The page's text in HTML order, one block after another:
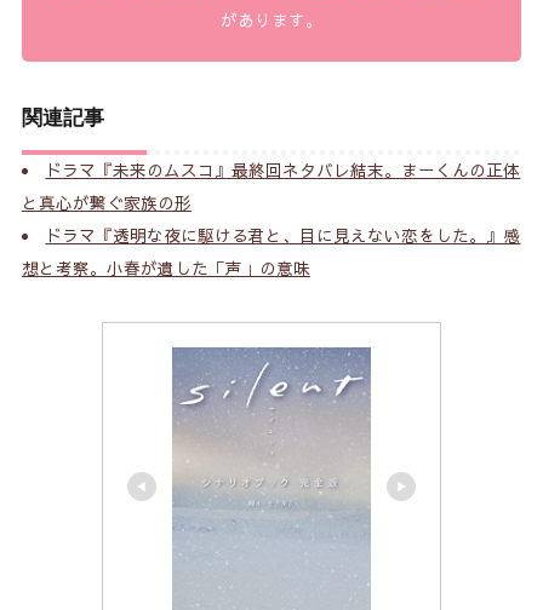
があります。
関連記事
ドラマ『未来のムスコ』最終回ネタバレ結末。まーくんの正体
と真心が繋ぐ家族の形
ドラマ『透明な夜に駆ける君と、目に見えない恋をした。』感
想と考察。小春が遺した「声」の意味